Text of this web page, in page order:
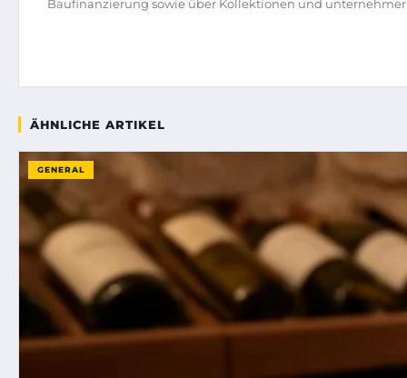
Baufinanzierung sowie über Kollektionen und
ÄHNLICHE ARTIKEL
GENERAL